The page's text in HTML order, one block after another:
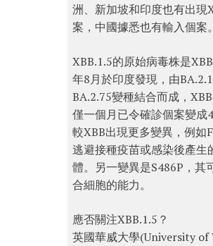
洲、新加坡和印度也有出現
案，中國據悉也有輸入個案。
XBB.1.5的原始病毒株是
年8月於印度發現，由
BA.2.75變種結合而成，
僅一個月已令確診個案變成
較XBB出現更多變異，例如
逃避接種疫苗或感染後產生
體。另一變異是S486P，其
合細胞的能力。
應否關注XBB.1.5？
英國華威大學(University of